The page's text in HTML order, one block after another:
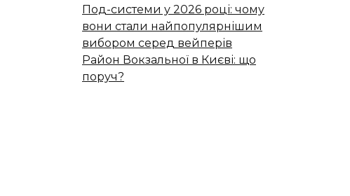
Под-системи у 2026 році: чому
вони стали найпопулярнішим
вибором серед вейперів
Район Вокзальної в Києві: що
поруч?